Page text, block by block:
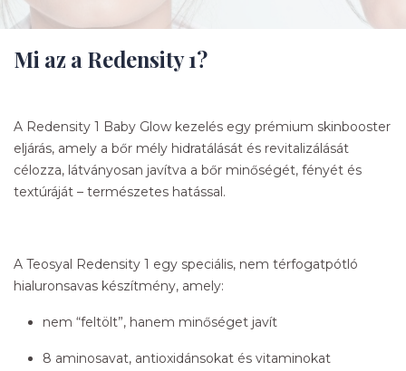
Mi az a Redensity 1?
A Redensity 1 Baby Glow kezelés egy prémium skinbooster
eljárás, amely a bőr mély hidratálását és revitalizálását
célozza, látványosan javítva a bőr minőségét, fényét és
textúráját – természetes hatással.
A Teosyal Redensity 1 egy speciális, nem térfogatpótló
hialuronsavas készítmény, amely:
nem “feltölt”, hanem minőséget javít
8 aminosavat, antioxidánsokat és vitaminokat